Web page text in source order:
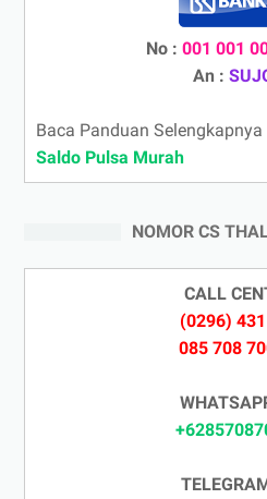
No : 001 001
An :
Baca Panduan
Saldo Pulsa Murah
NOMOR CS
CALL
(0296)
085 708